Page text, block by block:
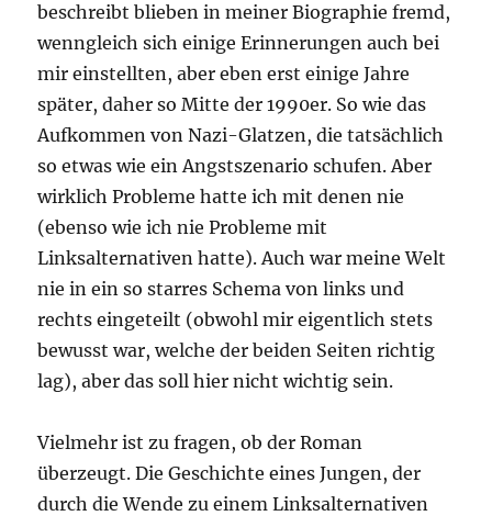
beschreibt blieben in meiner Biographie fremd,
wenngleich sich einige Erinnerungen auch bei
mir einstellten, aber eben erst einige Jahre
später, daher so Mitte der 1990er. So wie das
Aufkommen von Nazi-Glatzen, die tatsächlich
so etwas wie ein Angstszenario schufen. Aber
wirklich Probleme hatte ich mit denen nie
(ebenso wie ich nie Probleme mit
Linksalternativen hatte). Auch war meine Welt
nie in ein so starres Schema von links und
rechts eingeteilt (obwohl mir eigentlich stets
bewusst war, welche der beiden Seiten richtig
lag), aber das soll hier nicht wichtig sein.
Vielmehr ist zu fragen, ob der Roman
überzeugt. Die Geschichte eines Jungen, der
durch die Wende zu einem Linksalternativen